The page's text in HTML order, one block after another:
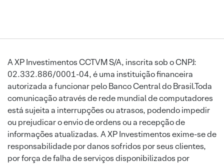
A XP Investimentos CCTVM S/A, inscrita sob o CNPJ:
02.332.886/0001-04, é uma instituição financeira
autorizada a funcionar pelo Banco Central do Brasil.Toda
comunicação através de rede mundial de computadores
está sujeita a interrupções ou atrasos, podendo impedir
ou prejudicar o envio de ordens ou a recepção de
informações atualizadas. A XP Investimentos exime-se de
responsabilidade por danos sofridos por seus clientes,
por força de falha de serviços disponibilizados por